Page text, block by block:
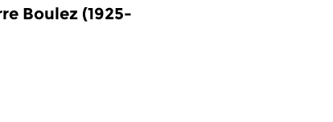
Boulez (1925-